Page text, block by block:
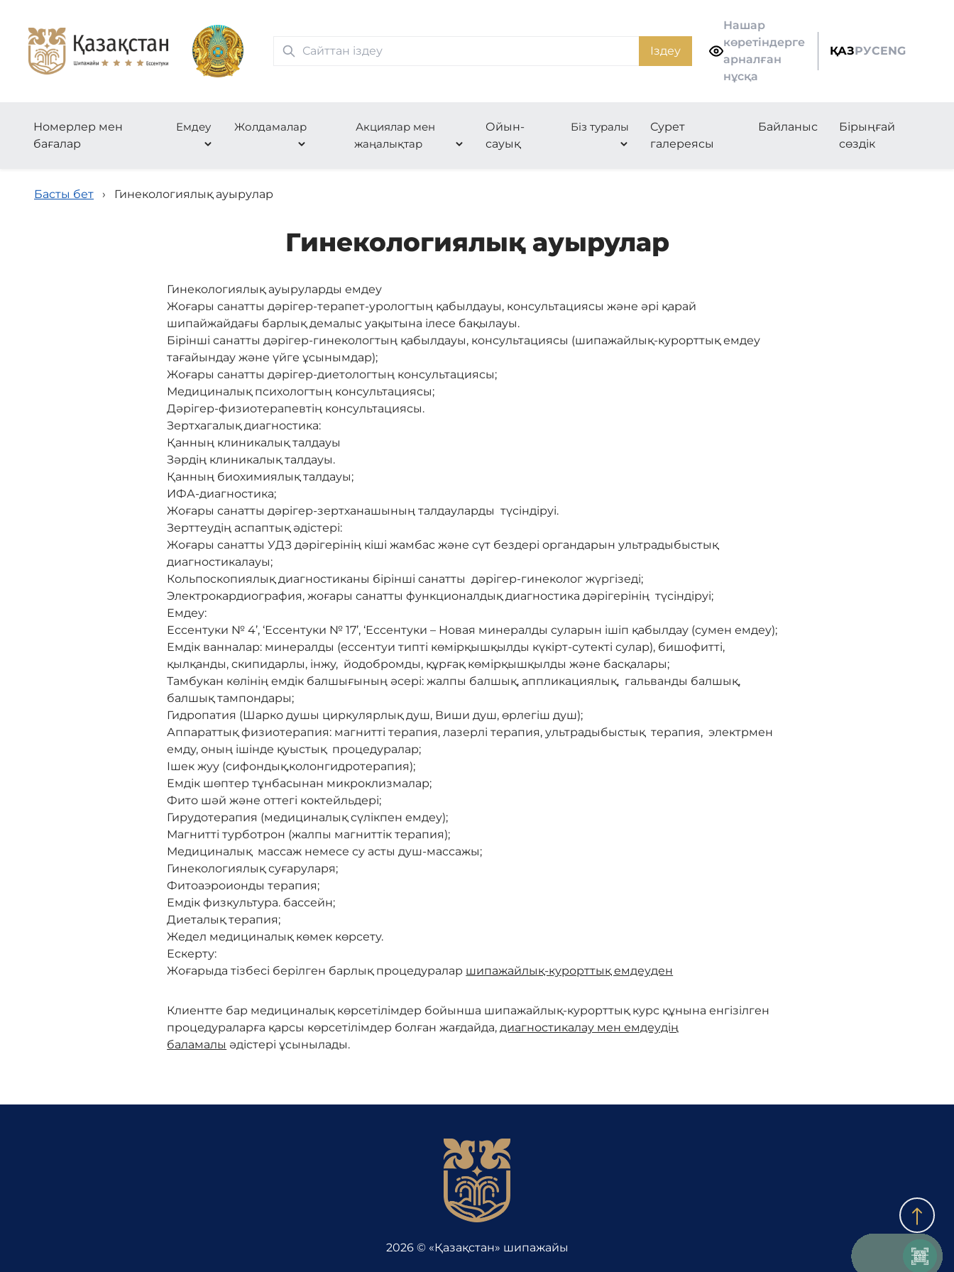
Іздеу
Нашар
көретіндерге
арналған
нұсқа
ҚАЗРУСENG
Номерлер мен
бағалар
Емдеу Жолдамалар
Акциялар мен
жаңалықтар
Ойын-
сауық
Біз туралы
Сурет
галереясы
Байланыс
Бірыңғай
сөздік
Басты бет › Гинекологиялық ауырулар
Гинекологиялық ауырулар
Гинекологиялық ауыруларды емдеу
Жоғары санатты дәрігер-терапет-урологтың қабылдауы, консультациясы және әрі қарай
шипайжайдағы барлық демалыс уақытына ілесе бақылауы.
Бірінші санатты дәрігер-гинекологтың қабылдауы, консультациясы (шипажайлық-курорттық емдеу
тағайындау және үйге ұсынымдар);
Жоғары санатты дәрігер-диетологтың консультациясы;
Медициналық психологтың консультациясы;
Дәрігер-физиотерапевтің консультациясы.
Зертхагалық диагностика:
Қанның клиникалық талдауы
Зәрдің клиникалық талдауы.
Қанның биохимиялық талдауы;
ИФА-диагностика;
Жоғары санатты дәрігер-зертханашының талдауларды түсіндіруі.
Зерттеудің аспаптық әдістері:
Жоғары санатты УДЗ дәрігерінің кіші жамбас және сүт бездері органдарын ультрадыбыстық
диагностикалауы;
Кольпоскопиялық диагностиканы бірінші санатты дәрігер-гинеколог жүргізеді;
Электрокардиография, жоғары санатты функционалдық диагностика дәрігерінің түсіндіруі;
Емдеу:
Ессентуки № 4’, ‘Ессентуки № 17’, ‘Ессентуки – Новая минералды суларын ішіп қабылдау (сумен емдеу);
Емдік ванналар: минералды (ессентуи типті көмірқышқылды күкірт-сутекті сулар), бишофитті,
қылқанды, скипидарлы, інжу, йодобромды, құрғақ көмірқышқылды және басқалары;
Тамбукан көлінің емдік балшығының әсері: жалпы балшық, аппликациялық, гальванды балшық,
балшық тампондары;
Гидропатия (Шарко душы циркулярлық душ, Виши душ, өрлегіш душ);
Аппараттық физиотерапия: магнитті терапия, лазерлі терапия, ультрадыбыстық терапия, электрмен
емду, оның ішінде қуыстық процедуралар;
Ішек жуу (сифондық,колонгидротерапия);
Емдік шөптер тұнбасынан микроклизмалар;
Фито шәй және оттегі коктейльдері;
Гирудотерапия (медициналық сүлікпен емдеу);
Магнитті турботрон (жалпы магниттік терапия);
Медициналық массаж немесе су асты душ-массажы;
Гинекологиялық суғаруларя;
Фитоаэроионды терапия;
Емдік физкультура. бассейн;
Диеталық терапия;
Жедел медициналық көмек көрсету.
Ескерту:
Жоғарыда тізбесі берілген барлық процедуралар шипажайлық-курорттық емдеуден
Клиентте бар медициналық көрсетілімдер бойынша шипажайлық-курорттық курс құнына енгізілген
процедураларға қарсы көрсетілімдер болған жағдайда,диагностикалау мен емдеудің
баламалы әдістері ұсынылады.
2026 © «Қазақстан» шипажайы